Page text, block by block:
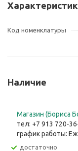
Код номенклатуры
Наличие
Магазин (Бориса
тел: +7 913 720-
график работы:
Достаточно